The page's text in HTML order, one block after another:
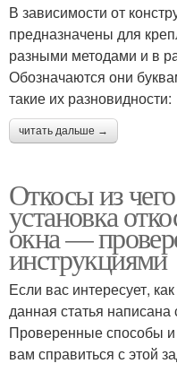
В зависимости от
предназначены для
разными методами и в
Обозначаются они
такие их разновидности:
читать дальше →
Откосы из
установка
окна —
инструкциями
Если вас интересует,
данная статья
Проверенные способы и
вам справиться с этой